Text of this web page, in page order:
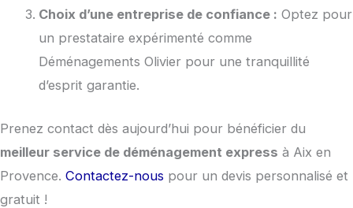
Choix d’une entreprise de confiance : Optez pour
un prestataire expérimenté comme
Déménagements Olivier pour une tranquillité
d’esprit garantie.
Prenez contact dès aujourd’hui pour bénéficier du
meilleur service de déménagement express à Aix en
Provence. Contactez-nous pour un devis personnalisé et
gratuit !